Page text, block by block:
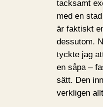
tacksamt
med en
är faktiskt
dessutom.
tyckte jag
en såpa –
sätt. Den
verkligen